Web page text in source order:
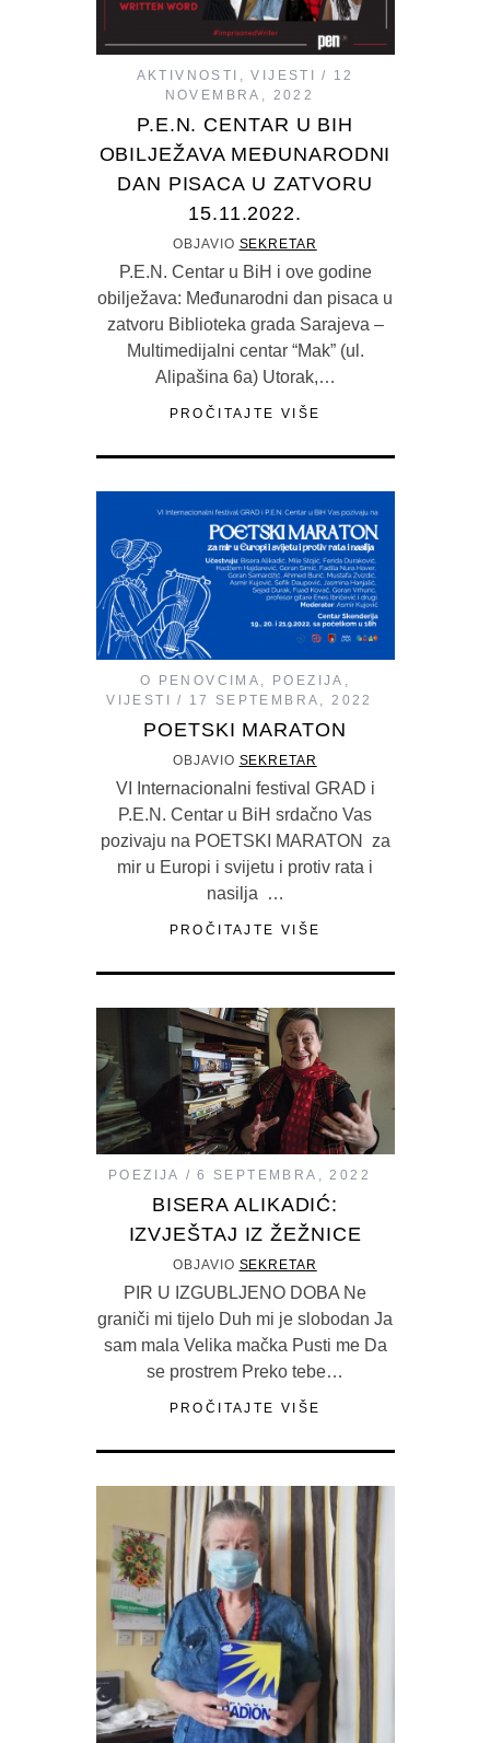
AKTIVNOSTI ,VIJESTI
12
NOVEMBRA, 2022
P.E.N. CENTAR U BIH
OBILJEŽAVA MEĐUNARODNI
DAN PISACA U ZATVORU
15.11.2022.
OBJAVIO SEKRETAR
P.E.N. Centar u BiH i ove godine
obilježava: Međunarodni dan pisaca u
zatvoru Biblioteka grada Sarajeva –
Multimedijalni centar “Mak” (ul.
Alipašina 6a) Utorak,…
PROČITAJTE VIŠE
O PENOVCIMA POEZIJA
VIJESTI
17 SEPTEMBRA, 2022
POETSKI MARATON
OBJAVIO SEKRETAR
VI Internacionalni festival GRAD i
P.E.N. Centar u BiH srdačno Vas
pozivaju na POETSKI MARATON za
mir u Europi i svijetu i protiv rata i
nasilja …
PROČITAJTE VIŠE
POEZIJA 6 SEPTEMBRA, 2022
BISERA ALIKADIĆ:
IZVJEŠTAJ IZ ŽEŽNICE
OBJAVIO SEKRETAR
PIR U IZGUBLJENO DOBA Ne
graniči mi tijelo Duh mi je slobodan Ja
sam mala Velika mačka Pusti me Da
se prostrem Preko tebe…
PROČITAJTE VIŠE